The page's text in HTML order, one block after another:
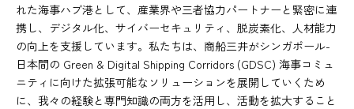
れた海事ハブ港として、産業界や三者協力パートナーと緊密に連
携し、デジタル化、サイバーセキュリティ、脱炭素化、人材能力
の向上を支援しています。私たちは、商船三井がシンガポール-
日本間の Green & Digital Shipping Corridors (GDSC) 海事コミュ
ニティに向けた拡張可能なソリューションを展開していくため
に、我々の経験と専門知識の両方を活用し、活動を拡大すること